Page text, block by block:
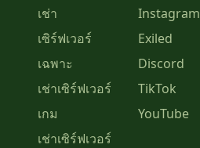
เช่า
เซิร์ฟเวอร์
เฉพาะ
เช่าเซิร์ฟเวอร์
เกม
เช่าเซิร์ฟเวอร์
Instagram
Exiled
Discord
TikTok
YouTube